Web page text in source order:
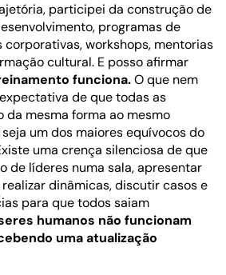
participei da construção de
programas de
corporativas, workshops, mentorias
cultural. E posso afirmar
funciona.O que nem
de que todas as
da mesma forma ao mesmo
um dos maiores equívocos do
uma crença silenciosa de que
de líderes numa sala, apresentar
dinâmicas, discutir casos e
para que todos saiam
humanos não funcionam
uma atualização